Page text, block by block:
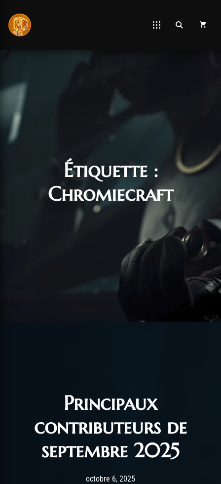
Étiquette :
Chromiecraft
Principaux
contributeurs de
septembre 2025
Post has published by
octobre 6, 2025octobre 6, 2025